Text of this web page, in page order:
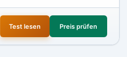
Test lesen Preis prüfen